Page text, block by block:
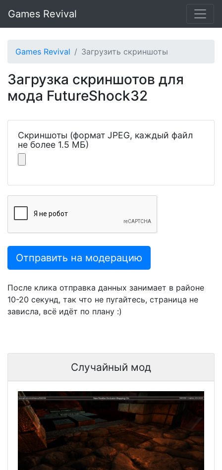
Games Revival
Games Revival Загрузить скриншоты
Загрузка скриншотов для
мода FutureShock32
Скриншоты (формат JPEG, каждый файл
не более 1.5 МБ)
Отправить на модерацию
После клика отправка данных занимает в районе
10-20 секунд, так что не пугайтесь, страница не
зависла, всё идёт по плану :)
Случайный мод